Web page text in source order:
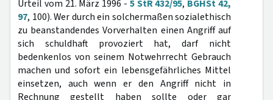
Urteil vom 21. März 1996 - 5 StR 432/95, BGHSt 42,
97, 100). Wer durch ein solchermaßen sozialethisch
zu beanstandendes Vorverhalten einen Angriff auf
sich schuldhaft provoziert hat, darf nicht
bedenkenlos von seinem Notwehrrecht Gebrauch
machen und sofort ein lebensgefährliches Mittel
einsetzen, auch wenn er den Angriff nicht in
Rechnung gestellt haben sollte oder gar